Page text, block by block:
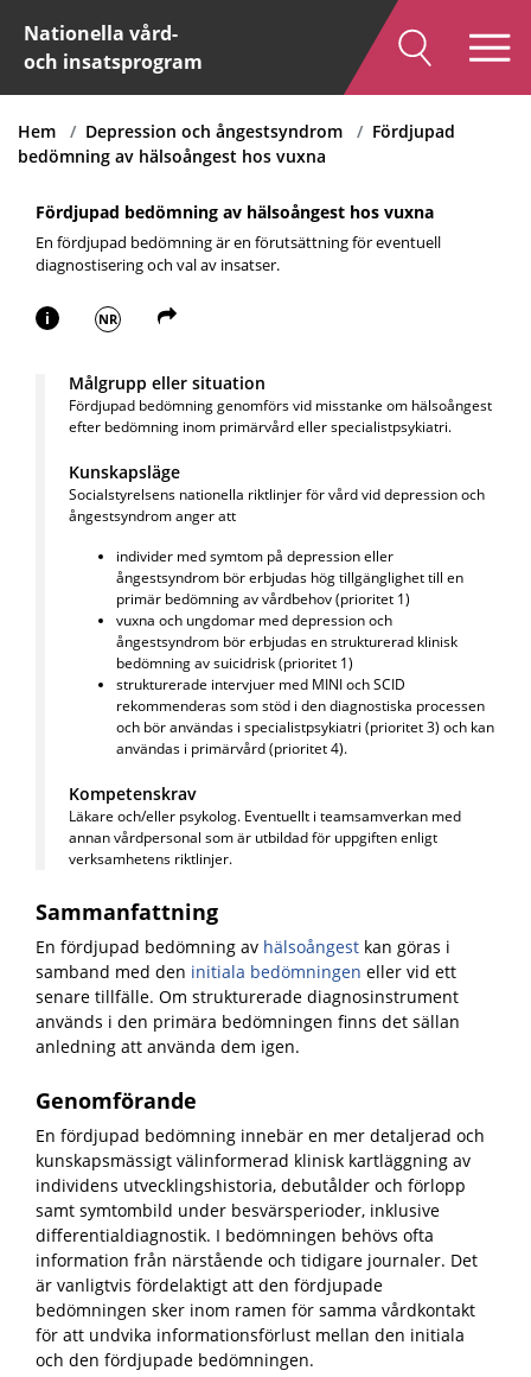
Nationella vård-
och insatsprogram
Hem Depression och ångestsyndrom
Fördjupad
bedömning av hälsoångest hos vuxna
Fördjupad bedömning av hälsoångest hos vuxna
En fördjupad bedömning är en förutsättning för eventuell
diagnostisering och val av insatser.
i NR
Målgrupp eller situation
Fördjupad bedömning genomförs vid misstanke om hälsoångest
efter bedömning inom primärvård eller specialistpsykiatri.
Kunskapsläge
Socialstyrelsens nationella riktlinjer för vård vid depression och
ångestsyndrom anger att
individer med symtom på depression eller
ångestsyndrom bör erbjudas hög tillgänglighet till en
primär bedömning av vårdbehov (prioritet 1)
vuxna och ungdomar med depression och
ångestsyndrom bör erbjudas en strukturerad klinisk
bedömning av suicidrisk (prioritet 1)
strukturerade intervjuer med MINI och SCID
rekommenderas som stöd i den diagnostiska processen
och bör användas i specialistpsykiatri (prioritet 3) och kan
användas i primärvård (prioritet 4).
Kompetenskrav
Läkare och/eller psykolog. Eventuellt i teamsamverkan med
annan vårdpersonal som är utbildad för uppgiften enligt
verksamhetens riktlinjer.
Sammanfattning
En fördjupad bedömning av hälsoångest kan göras i
samband med den initiala bedömningen eller vid ett
senare tillfälle. Om strukturerade diagnosinstrument
används i den primära bedömningen finns det sällan
anledning att använda dem igen.
Genomförande
En fördjupad bedömning innebär en mer detaljerad och
kunskapsmässigt välinformerad klinisk kartläggning av
individens utvecklingshistoria, debutålder och förlopp
samt symtombild under besvärsperioder, inklusive
differentialdiagnostik. I bedömningen behövs ofta
information från närstående och tidigare journaler. Det
är vanligtvis fördelaktigt att den fördjupade
bedömningen sker inom ramen för samma vårdkontakt
för att undvika informationsförlust mellan den initiala
och den fördjupade bedömningen.